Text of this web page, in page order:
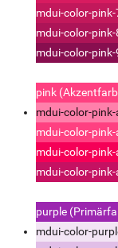
mdui-color-pink-
mdui-color-pink-
mdui-color-pink-
pink
mdui-color-
mdui-color-
mdui-color-
mdui-color-
purple
mdui-color-